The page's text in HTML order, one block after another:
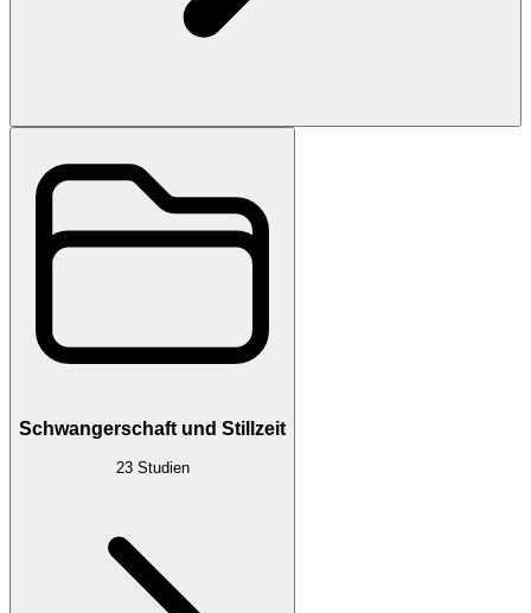
Schwangerschaft und Stillzeit
23 Studien